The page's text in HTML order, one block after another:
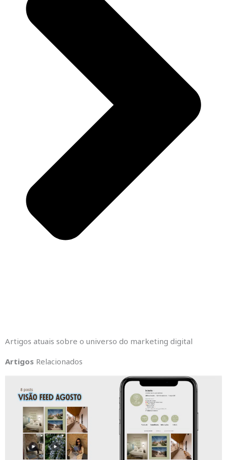
Artigos atuais sobre o universo do marketing digital
Artigos Relacionados